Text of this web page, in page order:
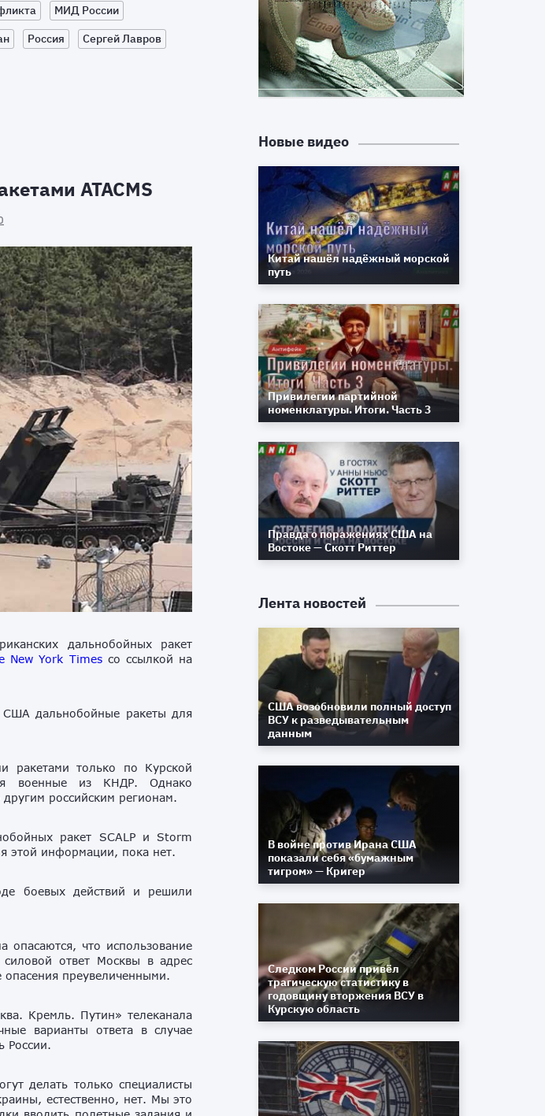
МИД России
Россия
Сергей Лавров
ATACMS
дальнобойных ракет
New York Timesсо ссылкой на
США дальнобойные ракеты для
ракетами только по Курской
военные из КНДР. Однако
российским регионам.
ракет SCALP и Storm
этой информации, пока нет.
боевых действий и решили
опасаются, что использование
силовой ответ Москвы в адрес
преувеличенными.
Кремль. Путин» телеканала
варианты ответа в случае
России.
делать только специалисты
естественно, нет. Мы это
Новые видео
Китай нашёл надёжный морской
путь
Привилегии партийной
номенклатуры. Итоги. Часть 3
Правда о поражениях США на
Востоке — Скотт Риттер
Лента новостей
США возобновили полный доступ
ВСУ к разведывательным
данным
В войне против Ирана США
показали себя «бумажным
тигром» — Кригер
Следком России привёл
трагическую статистику в
годовщину вторжения ВСУ в
Курскую область